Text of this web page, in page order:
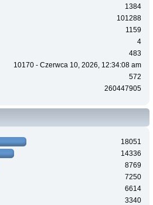
1384
101288
1159
4
483
10170 - Czerwca 10, 2026, 12:34:08 am
572
260447905
18051
14336
8769
7250
6614
3340